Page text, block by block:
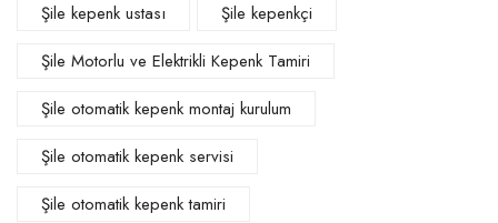
Şile kepenk ustası
Şile kepenkçi
Şile Motorlu ve Elektrikli Kepenk Tamiri
Şile otomatik kepenk montaj kurulum
Şile otomatik kepenk servisi
Şile otomatik kepenk tamiri